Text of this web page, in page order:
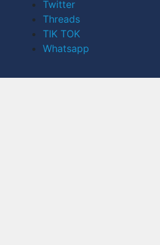
Twitter
Threads
TIK TOK
Whatsapp